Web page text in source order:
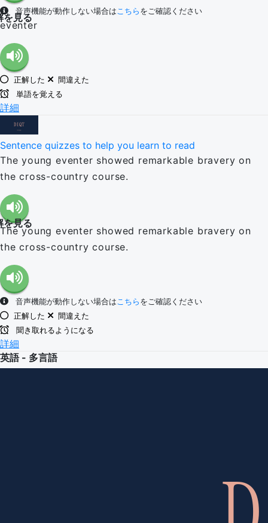
音声機能が動作しない場合はこちら をご確認ください
を見る
eventer
正解した
間違えた
単語を覚える
詳細
Sentence quizzes to help you learn to read
The young eventer showed remarkable bravery on
the cross-country course.
を見る
The young eventer showed remarkable bravery on
the cross-country course.
音声機能が動作しない場合はこちら をご確認ください
正解した
間違えた
聞き取れるようになる
詳細
英語 - 多言語